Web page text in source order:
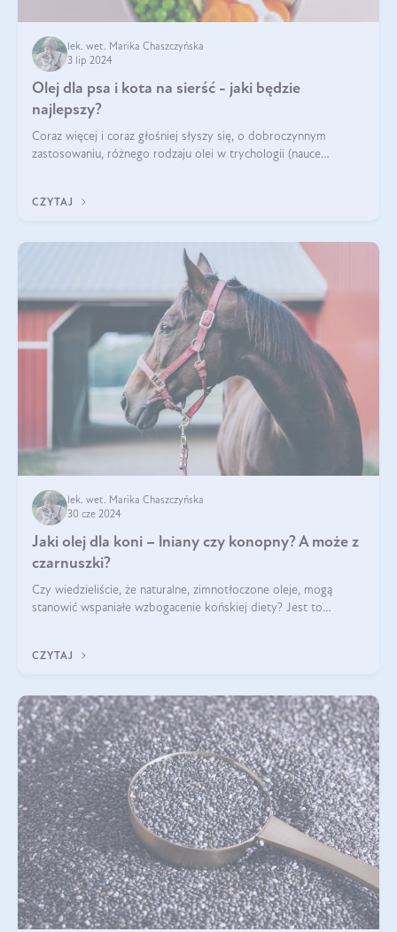
lek. wet. Marika Chaszczyńska
3 lip 2024
Olej dla psa i kota na sierść - jaki będzie
najlepszy?
Coraz więcej i coraz głośniej słyszy się, o dobroczynnym
zastosowaniu, różnego rodzaju olei w trychologii (nauce
CZYTAJ
lek. wet. Marika Chaszczyńska
30 cze 2024
Jaki olej dla koni – lniany czy konopny? A może z
czarnuszki?
Czy wiedzieliście, że naturalne, zimnotłoczone oleje, mogą
stanowić wspaniałe wzbogacenie końskiej diety? Jest to
CZYTAJ